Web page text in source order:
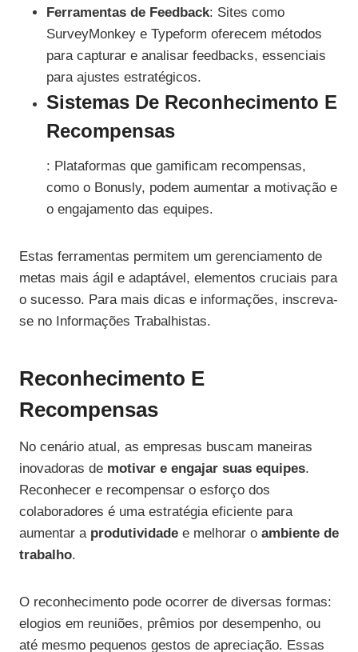
Ferramentas de Feedback: Sites como
SurveyMonkey e Typeform oferecem métodos
para capturar e analisar feedbacks, essenciais
para ajustes estratégicos.
Sistemas De Reconhecimento E
Recompensas
: Plataformas que gamificam recompensas,
como o Bonusly, podem aumentar a motivação e
o engajamento das equipes.
Estas ferramentas permitem um gerenciamento de
metas mais ágil e adaptável, elementos cruciais para
o sucesso. Para mais dicas e informações, inscreva-
se no Informações Trabalhistas.
Reconhecimento E
Recompensas
No cenário atual, as empresas buscam maneiras
inovadoras de motivar e engajar suas equipes.
Reconhecer e recompensar o esforço dos
colaboradores é uma estratégia eficiente para
aumentar a produtividade e melhorar o ambiente de
trabalho.
O reconhecimento pode ocorrer de diversas formas:
elogios em reuniões, prêmios por desempenho, ou
até mesmo pequenos gestos de apreciação. Essas